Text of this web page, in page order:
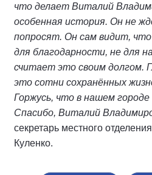
что делает Виталий
особенная история. Он не
попросят. Он сам видит,
для благодарности, не для
считает это своим долгом.
это сотни сохранённых
Горжусь, что в нашем
Спасибо, Виталий
секретарь местного
Куленко.